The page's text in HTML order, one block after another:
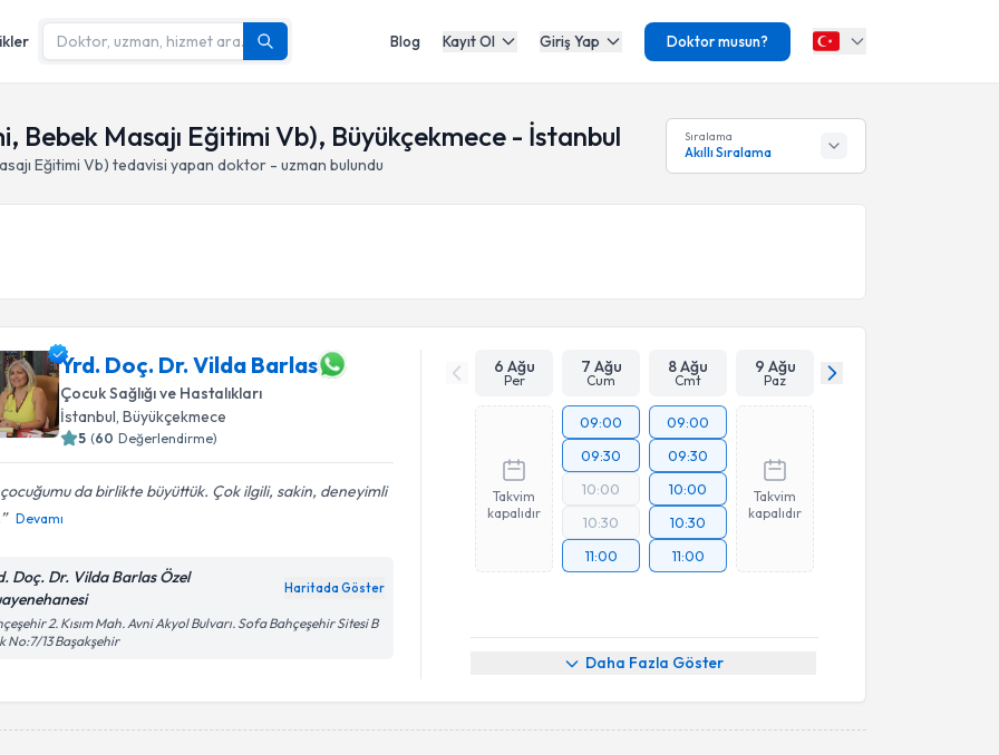
Blog Kayıt Ol Giriş Yap Doktor musun?
Bebek Masajı Eğitimi Vb), Büyükçekmece - İstanbul
Eğitimi Vb) tedavisi yapan doktor - uzman bulundu
Sıralama
Akıllı Sıralama
Yrd. Doç. Dr. Vilda Barlas
Çocuk Sağlığı ve Hastalıkları
İstanbul, Büyükçekmece
5 (60 Değerlendirme)
da birlikte büyüttük. Çok ilgili, sakin, deneyimli
Devamı
Doç. Dr. Vilda Barlas Özel
Haritada Göster
2. Kısım Mah. Avni Akyol Bulvarı. Sofa Bahçeşehir Sitesi B
No:7/13 Başakşehir
6 Ağu
Per
7 Ağu
Cum
8 Ağu
Cmt
9 Ağu
Paz
Takvim
kapalıdır
09:00
09:30
10:00
10:30
11:00
09:00
09:30
10:00
10:30
11:00
Takvim
kapalıdır
Daha Fazla Göster